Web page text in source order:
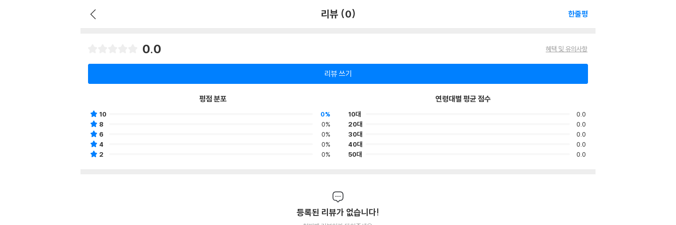
리뷰 (0) 한줄평
0.0 혜택 및 유의사항
리뷰 쓰기
평점 분포
10
0%
8
0%
6
0%
4
0%
2
0%
연령대별 평균 점수
10대
0.0
20대
0.0
30대
0.0
40대
0.0
50대
0.0
등록된 리뷰가 없습니다!